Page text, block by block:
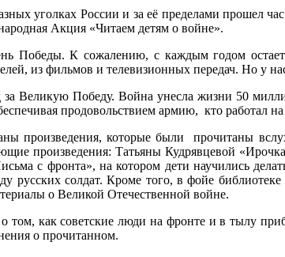
уголках России и за её пределами прошел
Акция «Читаем детям о войне».
Победы. К сожалению, с каждым годом
из фильмов и телевизионных передач. Но у
Великую Победу. Война унесла жизни 50
продовольствием армию, кто работал
произведения, которые были прочитаны
произведения: Татьяны Кудрявцевой
с фронта», на котором дети научились
русских солдат. Кроме того, в фойе
о Великой Отечественной войне.
том, как советские люди на фронте и в тылу
о прочитанном.